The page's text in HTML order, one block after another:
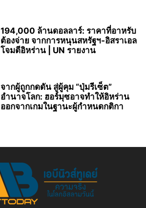
194,000 ล้านดอลลาร์: ราคาที่อาหรับ
ต้องจ่าย จากการหนุนสหรัฐฯ‑อิสราเอล
โจมตีอิหร่าน | UN รายงาน
จากผู้ถูกกดดัน สู่ผู้คุม “ปุ่มรีเซ็ต”
อำนาจโลก: ฮอร์มุซอาจทำให้อิหร่าน
ออกจากเกมในฐานะผู้กำหนดกติกา